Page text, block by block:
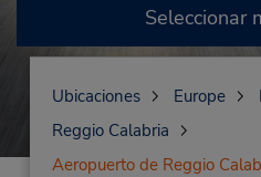
Seleccionar
Ubicaciones Europe
Reggio Calabria
Aeropuerto de Reggio